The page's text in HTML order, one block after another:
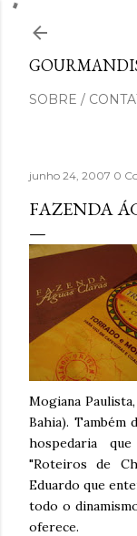
SOBRE /
junho 24, 2007 0
FAZENDA
Mogiana
Bahia). Também
hospedaria
"Roteiros de
Eduardo que
todo o
oferece.